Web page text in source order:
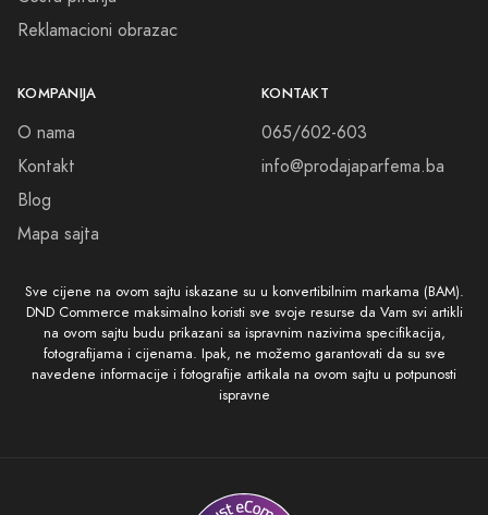
Reklamacioni obrazac
KOMPANIJA
O nama
Kontakt
Blog
Mapa sajta
KONTAKT
065/602-603
info@prodajaparfema.ba
Sve cijene na ovom sajtu iskazane su u konvertibilnim markama (BAM).
DND Commerce maksimalno koristi sve svoje resurse da Vam svi artikli
na ovom sajtu budu prikazani sa ispravnim nazivima specifikacija,
fotografijama i cijenama. Ipak, ne možemo garantovati da su sve
navedene informacije i fotografije artikala na ovom sajtu u potpunosti
ispravne